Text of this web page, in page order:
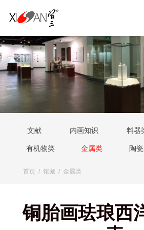
文献 内画知识 料器
有机物类 金属类 陶
首页 / 馆藏 / 金属类
铜胎画珐琅西